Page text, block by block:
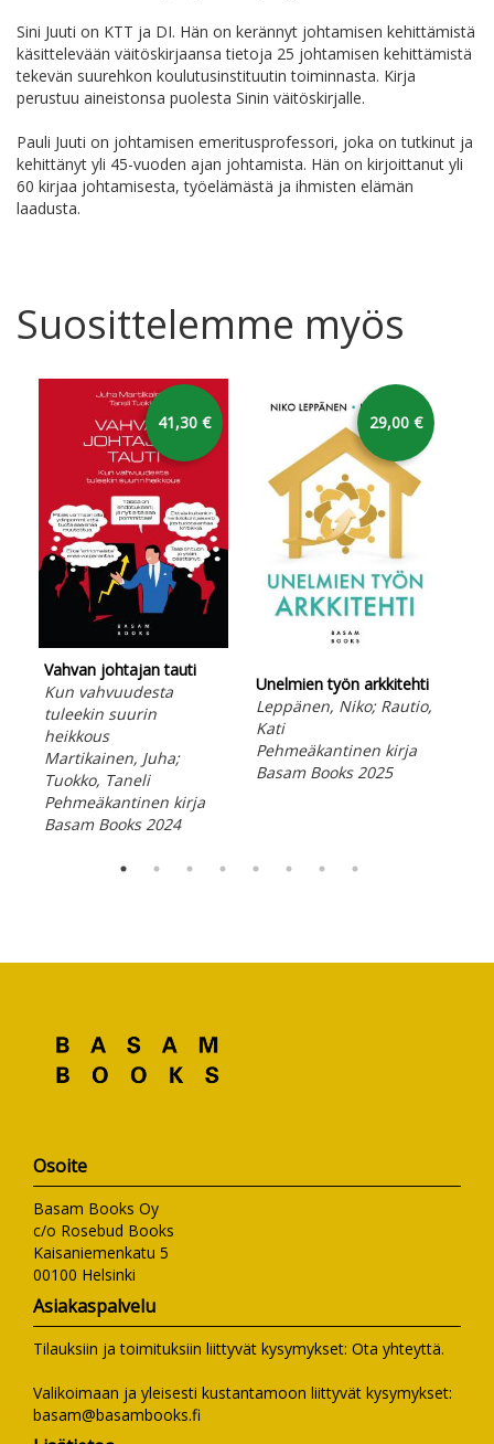
Sini Juuti on KTT ja DI. Hän on kerännyt johtamisen kehittämistä
käsittelevään väitöskirjaansa tietoja 25 johtamisen kehittämistä
tekevän suurehkon koulutusinstituutin toiminnasta. Kirja
perustuu aineistonsa puolesta Sinin väitöskirjalle.
Pauli Juuti on johtamisen emeritusprofessori, joka on tutkinut ja
kehittänyt yli 45-vuoden ajan johtamista. Hän on kirjoittanut yli
60 kirjaa johtamisesta, työelämästä ja ihmisten elämän
laadusta.
Suosittelemme myös
41,30 €
Vahvan johtajan tauti
Kun vahvuudesta
tuleekin suurin
heikkous
Martikainen, Juha;
Tuokko, Taneli
Pehmeäkantinen kirja
Basam Books 2024
29,00 €
Unelmien työn arkkitehti
Leppänen, Niko; Rautio,
Kati
Pehmeäkantinen kirja
Basam Books 2025
Osoite
Basam Books Oy
c/o Rosebud Books
Kaisaniemenkatu 5
00100 Helsinki
Asiakaspalvelu
Tilauksiin ja toimituksiin liittyvät kysymykset: Ota yhteyttä.
Valikoimaan ja yleisesti kustantamoon liittyvät kysymykset:
basam@basambooks.fi